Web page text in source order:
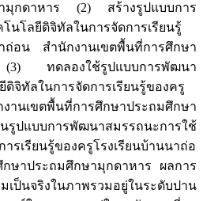
มุกดาหาร (2) สร้างรูปแบบการ
นโลยีดิจิทัลในการจัดการเรียนรู้
อน สำนักงานเขตพื้นที่การศึกษา
ทดลองใช้รูปแบบการพัฒนา
จิทัลในการจัดการเรียนรู้ของครู
านเขตพื้นที่การศึกษาประถมศึกษา
รูปแบบการพัฒนาสมรรถนะการใช้
รเรียนรู้ของครูโรงเรียนบ้านนาถ่อ
ษาประถมศึกษามุกดาหาร ผลการ
ป็นจริงในภาพรวมอยู่ในระดับปาน